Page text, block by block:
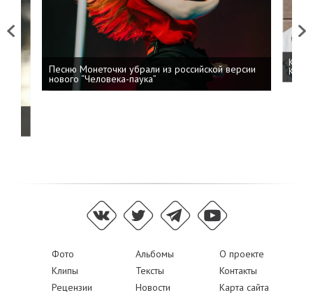
Previous
Песню Монеточки убрали из российской версии
нового “Человека-паука”
Next
Фото Альбомы
О проекте
Клипы
Тексты
Контакты
Рецензии
Новости Карта сайта